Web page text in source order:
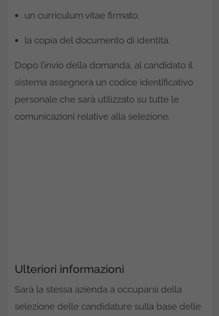
un curriculum vitae firmato;
la copia del documento di identità.
Dopo l’invio della domanda, al candidato il
sistema assegnerà un codice identificativo
personale che sarà utilizzato su tutte le
comunicazioni relative alla selezione.
Ulteriori informazioni
Sarà la stessa azienda a occuparsi della
selezione delle candidature sulla base delle